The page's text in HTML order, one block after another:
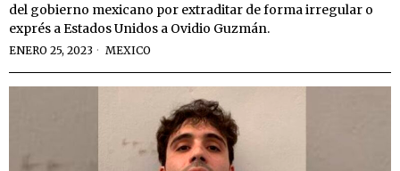
del gobierno mexicano por extraditar de forma irregular o
exprés a Estados Unidos a Ovidio Guzmán.
ENERO 25, 2023 MEXICO